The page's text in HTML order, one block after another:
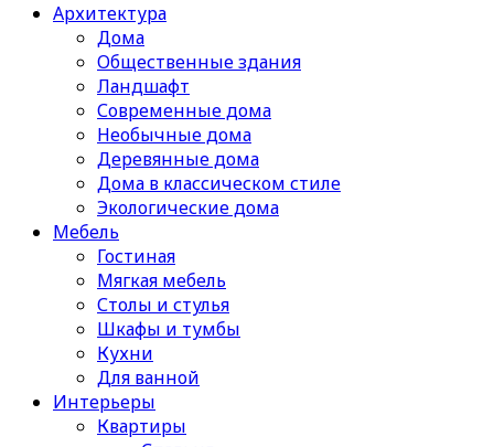
Архитектура
Дома
Общественные здания
Ландшафт
Современные дома
Необычные дома
Деревянные дома
Дома в классическом стиле
Экологические дома
Мебель
Гостиная
Мягкая мебель
Столы и стулья
Шкафы и тумбы
Кухни
Для ванной
Интерьеры
Квартиры